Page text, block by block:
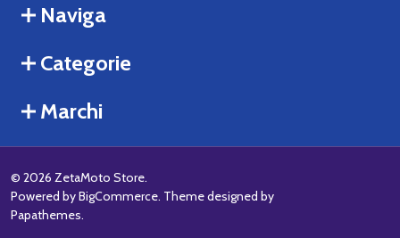
Naviga
Categorie
Marchi
© 2026 ZetaMoto Store.
Powered byBigCommerce. Theme designed by
Papathemes.